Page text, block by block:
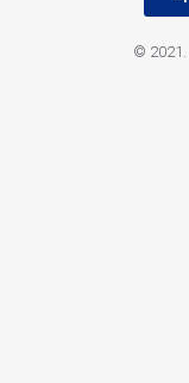
© 2021.